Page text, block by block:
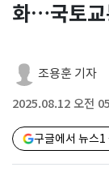
화…국토교
조용훈 기자
2025.08.12 오전
구글에서 뉴스1